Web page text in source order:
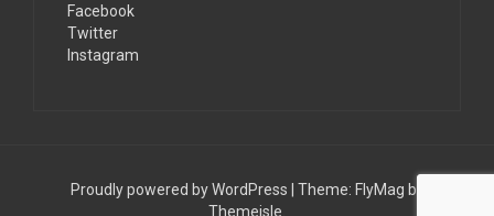
Facebook
Twitter
Instagram
Proudly powered by WordPress Theme: FlyMag by
Themeisle.